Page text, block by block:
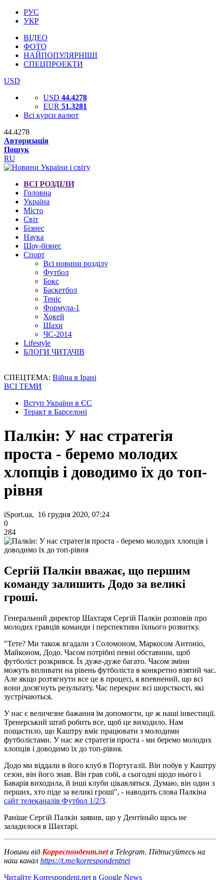
РУС
УКР
ВІДЕО
ФОТО
НАЙПОПУЛЯРНІШІ
СПЕЦПРОЕКТИ
USD
USD 44.4278
EUR 51.3281
Всі курси валют
44.4278
Авторизація
Пошук
RU
ВСІ РОЗДІЛИ
Головна
Україна
Місто
Світ
Бізнес
Наука
Шоу-бізнес
Спорт
Всі новини розділу
Футбол
Бокс
Баскетбол
Теніс
Формула-1
Хокей
Шахи
ЧС-2014
Lifestyle
БЛОГИ ЧИТАЧІВ
СПЕЦТЕМА: Війна в Ірані
ВСІ ТЕМИ
Вступ України в ЄС
Теракт в Барселоні
Палкін: У нас стратегія
проста - беремо молодих
хлопців і доводимо їх до топ-
рівня
iSport.ua, 16 грудня 2020, 07:24
0
284
Сергій Палкін вважає, що першим
команду залишить Додо за великі
гроші.
Генеральний директор Шахтаря Сергій Палкін розповів про
молодих гравців команди і перспективи їхнього розвитку.
"Тете? Ми також вгадали з Соломоном, Маркосом Антоніо,
Майконом, Додо. Часом потрібні певні обставини, щоб
футболіст розкрився. Їх дуже-дуже багато. Часом зміни
можуть впливати на рівень футболіста в конкретно взятий час.
Але якщо розтягнути все це в процесі, я впевнений, що всі
вони досягнуть результату. Час перекриє всі шорсткості, які
зустрічаються.
У нас є величезне бажання їм допомогти, це ж наші інвестиції.
Тренерський штаб робить все, щоб це виходило. Нам
пощастило, що Каштру вміє працювати з молодими
футболістами. У нас же стратегія проста - ми беремо молодих
хлопців і доводимо їх до топ-рівня.
Додо ми віддали в його клуб в Португалії. Він побув у Каштру
сезон, він його знав. Він грав собі, а сьогодні щодо нього і
Баварія виходила, й інші клуби цікавляться. Думаю, він один з
перших, хто піде за великі гроші", - наводить слова Палкіна
сайт телеканалів Футбол 1/2/3.
Раніше Сергій Палкін заявив, що у Дентіньйо щось не
заладилося в Шахтарі.
Новини від Корреспондент.netв Telegram. Підписуйтесь на
наш канал https://t.me/korrespondentnet
Читайте Korrespondent.net в Google News